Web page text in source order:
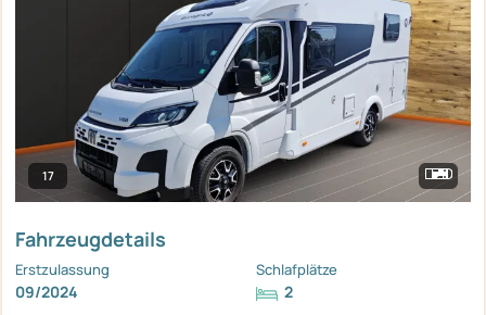
17
Fahrzeugdetails
Erstzulassung
09/2024
Schlafplätze
2